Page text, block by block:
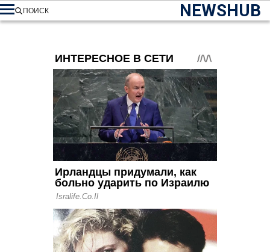
NEWSHUB
ПОИСК